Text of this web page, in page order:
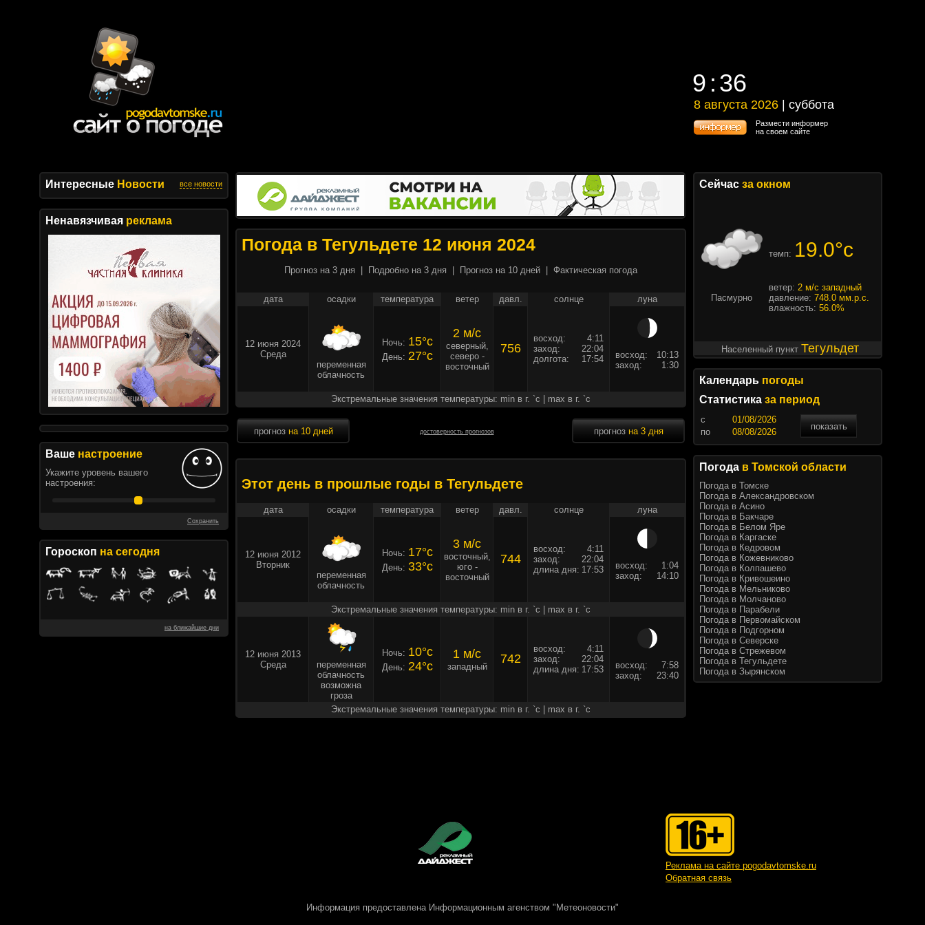
9 36
9 36
8 августа 2026 | суббота
8 августа 2026 | суббота
Размести информер
на своем сайте
Интересные Новости все новости
Ненавязчивая реклама
Ваше настроение
Укажите уровень вашего
настроения:
Сохранить
Гороскоп на сегодня
на ближайшие дни
Погода в Тегульдете 12 июня 2024
Прогноз на 3 дня Подробно на 3 дня Прогноз на 10 дней Фактическая погода
дата осадки температура ветер давл. солнце луна
12 июня 2024
Среда
переменная
облачность
Ночь: 15°c
День: 27°c
2 м/c
северный,
северо -
восточный
756
восход:
4:11
заход:
22:04
долгота:
17:54 восход:
10:13
заход:
1:30
Экстремальные значения температуры: min в г. `c | max в г. `c
прогноз на 10 дней достоверность прогнозов прогноз на 3 дня
Этот день в прошлые годы в Тегульдете
дата осадки температура ветер давл. солнце луна
12 июня 2012
Вторник
переменная
облачность
Ночь: 17°c
День: 33°c
3 м/c
восточный,
юго -
восточный
744
восход:
4:11
заход:
22:04
длина дня: 17:53 восход:
1:04
заход:
14:10
Экстремальные значения температуры: min в г. `c | max в г. `c
12 июня 2013
Среда
переменная
облачность
возможна
гроза
Ночь: 10°c
День: 24°c
1 м/c
западный
742
восход:
4:11
заход:
22:04
длина дня: 17:53 восход:
7:58
заход:
23:40
Экстремальные значения температуры: min в г. `c | max в г. `c
Сейчас за окном
темп: 19.0°c
Пасмурно
ветер: 2 м/с западный
давление: 748.0 мм.р.с.
влажность: 56.0%
Населенный пункт Тегульдет
Календарь погоды
Статистика за период
c
показать
по
Погода в Томской области
Погода в Томске
Погода в Александровском
Погода в Асино
Погода в Бакчаре
Погода в Белом Яре
Погода в Каргаске
Погода в Кедровом
Погода в Кожевниково
Погода в Колпашево
Погода в Кривошеино
Погода в Мельниково
Погода в Молчаново
Погода в Парабели
Погода в Первомайском
Погода в Подгорном
Погода в Северске
Погода в Стрежевом
Погода в Тегульдете
Погода в Зырянском
Реклама на сайте pogodavtomske.ru
Обратная связь
Информация предоставлена Информационным агенством "Метеоновости"